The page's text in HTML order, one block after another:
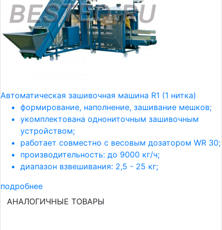
Автоматическая зашивочная машина R1 (1 нитка)
формирование, наполнение, зашивание мешков;
укомплектована однониточным зашивочным
устройством;
работает совместно с весовым дозатором WR 30;
производительность: до 9000 кг/ч;
диапазон взвешивания: 2,5 - 25 кг;
подробнее
АНАЛОГИЧНЫЕ ТОВАРЫ